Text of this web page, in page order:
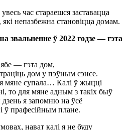
час стараешся заставацца
непазбежна становіцца домам.
звальненне ў 2022 годзе — гэта
— гэта дом,
дом у пэўным сэнсе.
мяне супала… Калі ў жыцці
то для мяне адным з такіх быў
я запомню на ўсё
ў прафесійным плане.
нават калі я не буду